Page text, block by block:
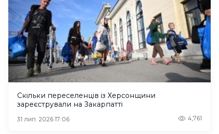
Скільки переселенців із Херсонщини
зареєстрували на Закарпатті
31 лип. 2026 17:06 4,761